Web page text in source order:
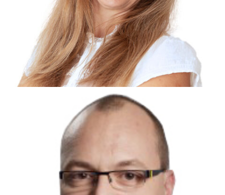
DR. ALTORJAI PÉTER
GYERMEKGYÓGYÁSZAT